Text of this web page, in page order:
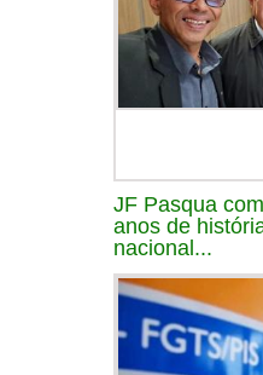
JF Pasqua
anos de
nacional...